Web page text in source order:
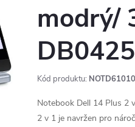
modrý/
Kód produktu: NOTD61010
Notebook Dell 14 Plus 2
2 v 1 je navržen pro